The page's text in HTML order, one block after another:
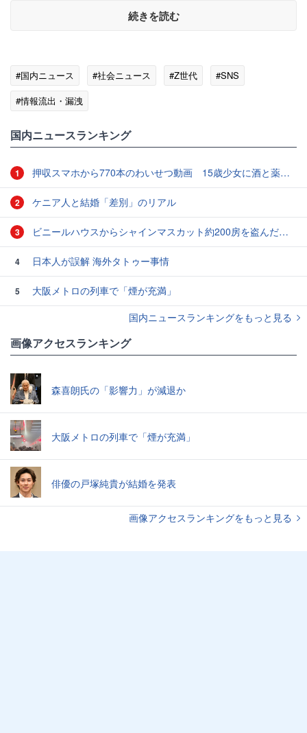
続きを読む
#国内ニュース #社会ニュース #Z世代
#SNS
#情報流出・漏洩
国内ニュースランキング
1 押収スマホから770本のわいせつ動画 15歳少女に酒と薬飲ませ性的暴行か 54歳男を再逮捕 「薬もありますよ」とSNSで誘い出し
2 ケニア人と結婚「差別」のリアル
3 ビニールハウスからシャインマスカット約200房を盗んだ疑い ネットで販売か 無職の男（42）逮捕 岡山県警
4 日本人が誤解 海外タトゥー事情
5
大阪メトロの列車で「煙が充満」
国内ニュースランキングをもっと見る
画像アクセスランキング
森喜朗氏の「影響力」が減退か
大阪メトロの列車で「煙が充満」
俳優の戸塚純貴が結婚を発表
画像アクセスランキングをもっと見る